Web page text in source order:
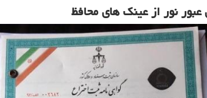
نور از عینك های محافظ